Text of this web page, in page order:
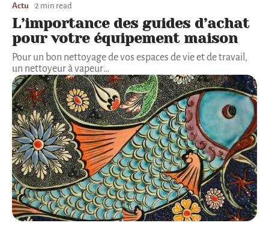
Actu 2 min read
L’importance des guides d’achat
pour votre équipement maison
Pour un bon nettoyage de vos espaces de vie et de travail,
un nettoyeur à vapeur…